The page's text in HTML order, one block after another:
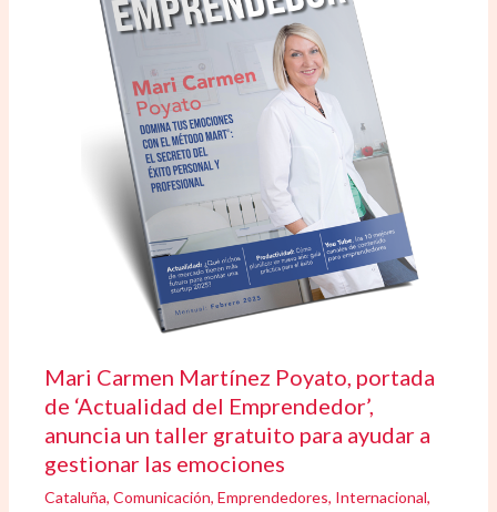
Mari Carmen Martínez Poyato, portada
de ‘Actualidad del Emprendedor’,
anuncia un taller gratuito para ayudar a
gestionar las emociones
Cataluña,Comunicación,Emprendedores, Internacional,